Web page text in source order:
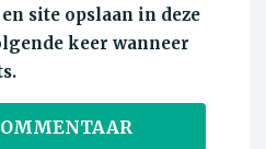
site opslaan in deze
keer wanneer